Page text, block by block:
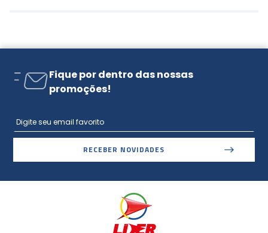
Fique por dentro das nossas
promoções!
RECEBER NOVIDADES